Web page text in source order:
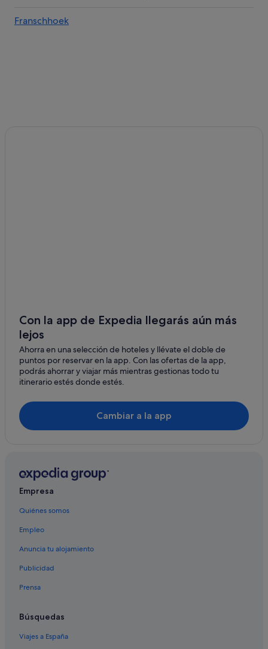
Hermon hoteles
Franschhoek
Con la app de Expedia llegarás aún más
lejos
Ahorra en una selección de hoteles y llévate el doble de
puntos por reservar en la app. Con las ofertas de la app,
podrás ahorrar y viajar más mientras gestionas todo tu
itinerario estés donde estés.
Cambiar a la app
Empresa
Quiénes somos
Empleo
Anuncia tu alojamiento
Publicidad
Prensa
Búsquedas
Viajes a España